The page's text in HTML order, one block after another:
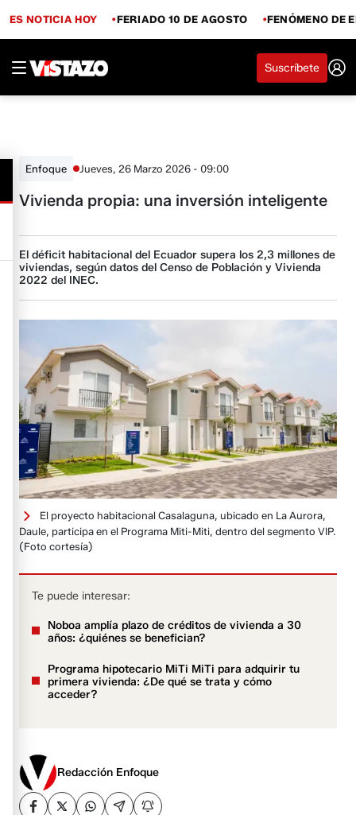
ES NOTICIA HOY FERIADO 10 DE AGOSTO FENÓMENO DE
Suscríbete
Enfoque Jueves, 26 Marzo 2026 - 09:00
Vivienda propia: una inversión inteligente
El déficit habitacional del Ecuador supera los 2,3 millones de
viviendas, según datos del Censo de Población y Vivienda
2022 del INEC.
El proyecto habitacional Casalaguna, ubicado en La Aurora,
Daule, participa en el Programa Miti-Miti, dentro del segmento VIP.
(Foto cortesía)
Te puede interesar:
Noboa amplía plazo de créditos de vivienda a 30
años: ¿quiénes se benefician?
Programa hipotecario MiTi MiTi para adquirir tu
primera vivienda: ¿De qué se trata y cómo
acceder?
Redacción Enfoque